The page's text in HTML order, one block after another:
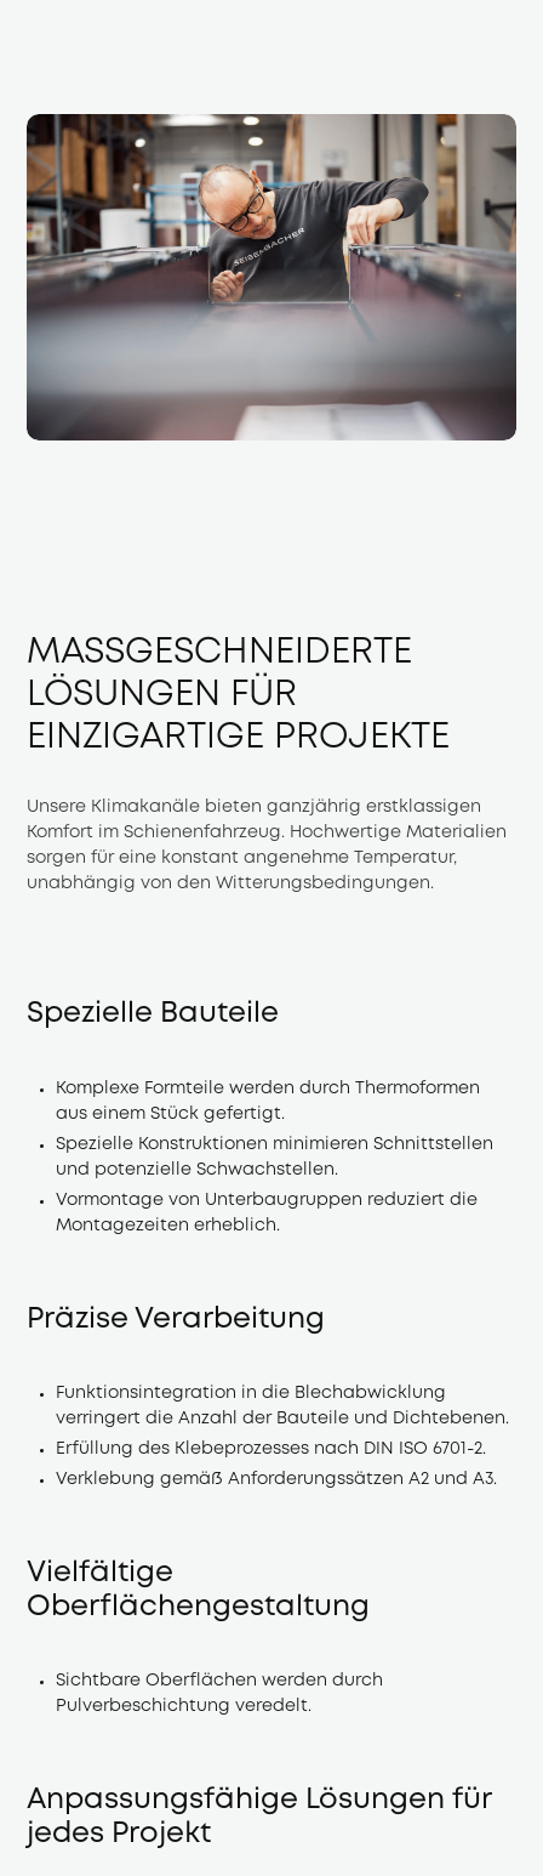
MASSGESCHNEIDERTE L
ÖSUNGEN FÜR E
INZIGARTIGE PROJEKTE
Unsere Klimakanäle bieten ganzjährig erstklassigen
Komfort im Schienenfahrzeug. Hochwertige Materialien
sorgen für eine konstant angenehme Temperatur,
unabhängig von den Witterungsbedingungen.
Spezielle Bauteile
Komplexe Formteile werden durch Thermoformen
aus einem Stück gefertigt.
Spezielle Konstruktionen minimieren Schnittstellen
und potenzielle Schwachstellen.
Vormontage von Unterbaugruppen reduziert die
Montagezeiten erheblich.
Präzise Verarbeitung
Funktionsintegration in die Blechabwicklung
verringert die Anzahl der Bauteile und Dichtebenen.
Erfüllung des Klebeprozesses nach DIN ISO 6701-2.
Verklebung gemäß Anforderungssätzen A2 und A3.
Vielfältige
Oberflächengestaltung
Sichtbare Oberflächen werden durch
Pulverbeschichtung veredelt.
Anpassungsfähige Lösungen für
jedes Projekt